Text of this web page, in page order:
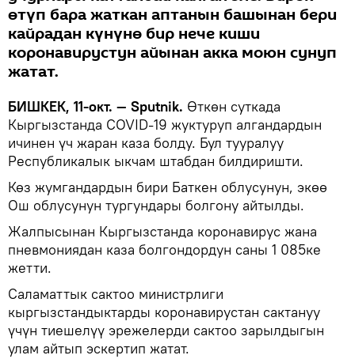
өтүп бара жаткан аптанын башынан бери
кайрадан күнүнө бир нече киши
коронавирустун айынан акка моюн сунуп
жатат.
БИШКЕК, 11-окт. — Sputnik. Өткөн суткада
Кыргызстанда COVID-19 жуктуруп алгандардын
ичинен үч жаран каза болду. Бул тууралуу
Республикалык ыкчам штабдан билдиришти.
Көз жумгандардын бири Баткен облусунун, экөө
Ош облусунун тургундары болгону айтылды.
Жалпысынан Кыргызстанда коронавирус жана
пневмониядан каза болгондордун саны 1 085ке
жетти.
Саламаттык сактоо министрлиги
кыргызстандыктарды коронавирустан сактануу
үчүн тиешелүү эрежелерди сактоо зарылдыгын
улам айтып эскертип жатат.